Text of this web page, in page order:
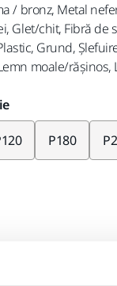
/ bronz, Metal
Glet/chit, Fibră de
Grund,
moale/rășinos,
P180